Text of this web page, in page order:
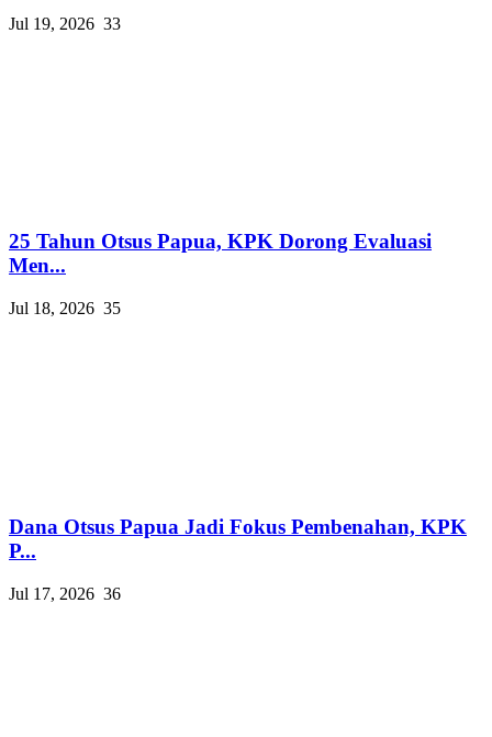
Jul 19, 2026 33
25 Tahun Otsus Papua, KPK Dorong Evaluasi
Men...
Jul 18, 2026 35
Dana Otsus Papua Jadi Fokus Pembenahan, KPK
P...
Jul 17, 2026 36